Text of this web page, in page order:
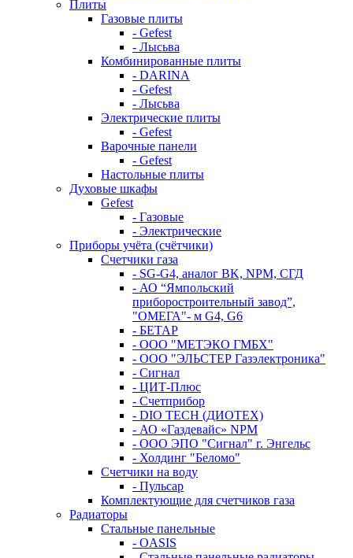
Плиты
Газовые плиты
- Gefest
- Лысьва
Комбинированные плиты
- DARINA
- Gefest
- Лысьва
Электрические плиты
- Gefest
Варочные панели
- Gefest
Настольные плиты
Духовые шкафы
Gefest
- Газовые
- Электрические
Приборы учёта (счётчики)
Счетчики газа
- SG-G4, аналог BK, NPM, СГД
- АО “Ямпольский
приборостроительный завод”,
"ОМЕГА"- м G4, G6
- БЕТАР
- ООО "МЕТЭКО ГМБХ"
- ООО "ЭЛЬСТЕР Газэлектроника"
- Сигнал
- ЦИТ-Плюс
- Счетприбор
- DIO TECH (ДИОТЕХ)
- АО «Газдевайс» NPM
- ООО ЭПО "Сигнал" г. Энгельс
- Холдинг "Беломо"
Счетчики на воду
- Пульсар
Комплектующие для счетчиков газа
Радиаторы
Стальные панельные
- OASIS